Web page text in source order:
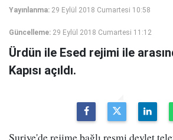
Yayınlanma: 29 Eylül 2018 Cumartesi 10:58
Güncelleme: 29 Eylül 2018 Cumartesi 11:12
Ürdün ile Esed rejimi ile
Kapısı açıldı.
Suriye'de rejime bağlı resmi devlet